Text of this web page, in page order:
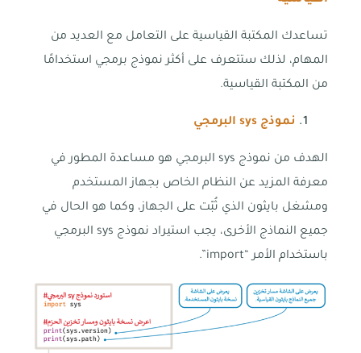
تساعدك المكتبة القياسية على التعامل مع العديد من
المهام، لذلك ستتعرف على أكثر نموذج برمجي استخدامًا
من المكتبة القياسية.
نموذجsys البرمجي
الهدف من نموذج sys البرمجي هو مساعدة المطور في
معرفة المزيد عن النظام الخاص بجهاز المستخدم
ومشغل بايثون الذي ثُبّت على الجهاز، وكما هو الحال في
جميع النماذج الأخرى، يجب استيراد نموذج sys البرمجي
باستخدام الأمر “import”.